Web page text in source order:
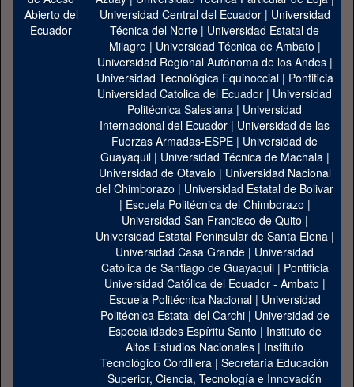
Universidad Central del Ecuador| Universidad
Técnica del Norte | Universidad Estatal de
Milagro | Universidad Técnica de Ambato |
Universidad Regional Autónoma de los Andes|
Universidad Tecnológica Equinoccial| Pontificia
Universidad Catolica del Ecuador | Universidad
Politécnica Salesiana | Universidad
Internacional del Ecuador | Universidad de las
Fuerzas Armadas-ESPE | Universidad de
Guayaquil| Universidad Técnica de Machala|
Universidad de Otavalo | Universidad Nacional
del Chimborazo | Universidad Estatal de Bolivar
| Escuela Politécnica del Chimborazo |
Universidad San Francisco de Quito |
Universidad Estatal Peninsular de Santa Elena|
Universidad Casa Grande | Universidad
Católica de Santiago de Guayaquil| Pontificia
Universidad Católica del Ecuador - Ambato |
Escuela Politécnica Nacional| Universidad
Politécnica Estatal del Carchi| Universidad de
Especialidades Espíritu Santo | Instituto de
Altos Estudios Nacionales | Instituto
Tecnológico Cordillera | Secretaría Educación
Superior, Ciencia, Tecnología e Innovación